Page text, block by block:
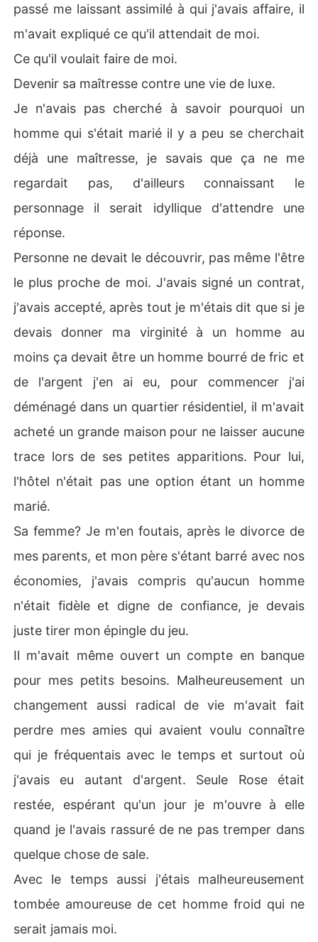
passé me laissant assimilé à qui j'avais affaire, il
m'avait expliqué ce qu'il attendait de moi.
Ce qu'il voulait faire de moi.
Devenir sa maîtresse contre une vie de luxe.
Je n'avais pas cherché à savoir pourquoi un
homme qui s'était marié il y a peu se cherchait
déjà une maîtresse, je savais que ça ne me
regardait pas, d'ailleurs connaissant le
personnage il serait idyllique d'attendre une
réponse.
Personne ne devait le découvrir, pas même l'être
le plus proche de moi. J'avais signé un contrat,
j'avais accepté, après tout je m'étais dit que si je
devais donner ma virginité à un homme au
moins ça devait être un homme bourré de fric et
de l'argent j'en ai eu, pour commencer j'ai
déménagé dans un quartier résidentiel, il m'avait
acheté un grande maison pour ne laisser aucune
trace lors de ses petites apparitions. Pour lui,
l'hôtel n'était pas une option étant un homme
marié.
Sa femme? Je m'en foutais, après le divorce de
mes parents, et mon père s'étant barré avec nos
économies, j'avais compris qu'aucun homme
n'était fidèle et digne de confiance, je devais
juste tirer mon épingle du jeu.
Il m'avait même ouvert un compte en banque
pour mes petits besoins. Malheureusement un
changement aussi radical de vie m'avait fait
perdre mes amies qui avaient voulu connaître
qui je fréquentais avec le temps et surtout où
j'avais eu autant d'argent. Seule Rose était
restée, espérant qu'un jour je m'ouvre à elle
quand je l'avais rassuré de ne pas tremper dans
quelque chose de sale.
Avec le temps aussi j'étais malheureusement
tombée amoureuse de cet homme froid qui ne
serait jamais moi.